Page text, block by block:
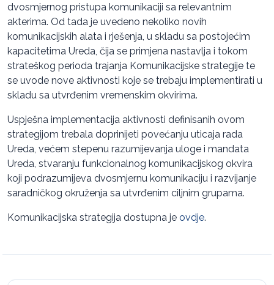
dvosmjernog pristupa komunikaciji sa relevantnim
akterima. Od tada je uvedeno nekoliko novih
komunikacijskih alata i rješenja, u skladu sa postojećim
kapacitetima Ureda, čija se primjena nastavlja i tokom
strateškog perioda trajanja Komunikacijske strategije te
se uvode nove aktivnosti koje se trebaju implementirati u
skladu sa utvrđenim vremenskim okvirima.
Uspješna implementacija aktivnosti definisanih ovom
strategijom trebala doprinijeti povećanju uticaja rada
Ureda, većem stepenu razumijevanja uloge i mandata
Ureda, stvaranju funkcionalnog komunikacijskog okvira
koji podrazumijeva dvosmjernu komunikaciju i razvijanje
saradničkog okruženja sa utvrđenim ciljnim grupama.
Komunikacijska strategija dostupna je ovdje.